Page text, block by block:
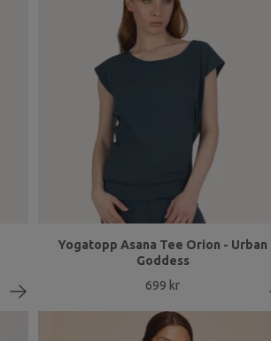
Yogatopp Asana Tee Orion - Urban
Goddess
699 kr